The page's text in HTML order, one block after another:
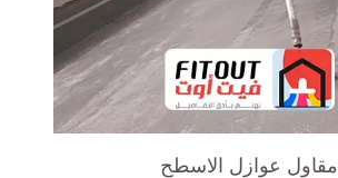
مقاول عوازل الاسطح